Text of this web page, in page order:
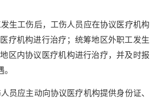
生工伤后，工伤人员应在协议医疗机构
疗机构进行治疗；统筹地区外职工发生
区内协议医疗机构进行治疗，并及时报
员应主动向协议医疗机构提供身份证、